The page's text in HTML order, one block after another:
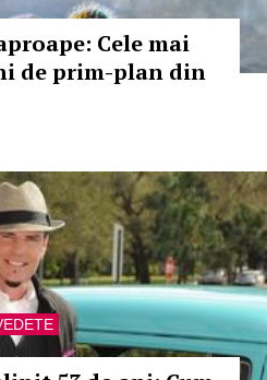
Cele mai
de prim-plan din